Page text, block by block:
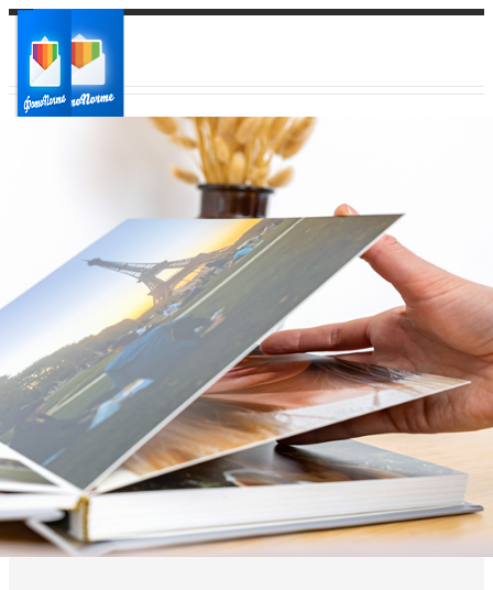
Ваш регион доставки
Выберите из списка: